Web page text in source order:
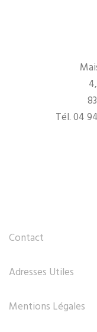
Tél. 04
Contact
Adresses Utiles
Mentions Légales